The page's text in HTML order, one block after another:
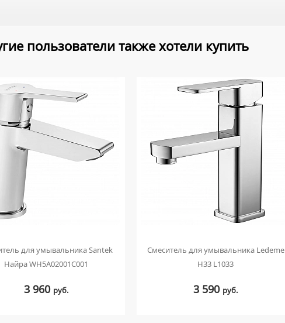
пользователи также хотели купить
для умывальника Santek
Найра WH5A02001C001
3 960 руб.
Смеситель для умывальника Ledeme
H33 L1033
3 590 руб.